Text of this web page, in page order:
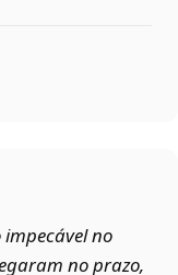
no
no prazo,